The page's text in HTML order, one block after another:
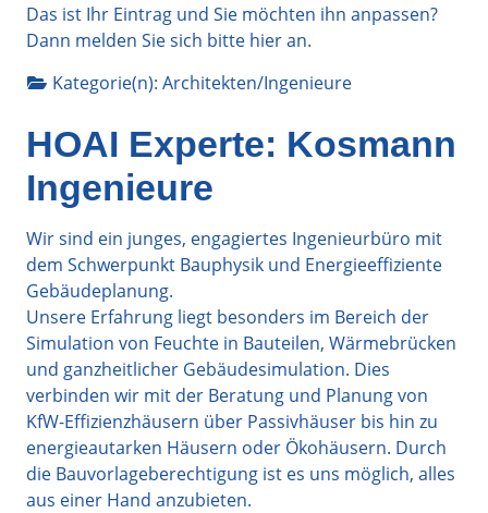
Das ist Ihr Eintrag und Sie möchten ihn anpassen?
Dann melden Sie sich bitte hieran.
Kategorie(n): Architekten/Ingenieure
HOAI Experte: Kosmann
Ingenieure
Wir sind ein junges, engagiertes Ingenieurbüro mit
dem Schwerpunkt Bauphysik und Energieeffiziente
Gebäudeplanung.
Unsere Erfahrung liegt besonders im Bereich der
Simulation von Feuchte in Bauteilen, Wärmebrücken
und ganzheitlicher Gebäudesimulation. Dies
verbinden wir mit der Beratung und Planung von
KfW-Effizienzhäusern über Passivhäuser bis hin zu
energieautarken Häusern oder Ökohäusern. Durch
die Bauvorlageberechtigung ist es uns möglich, alles
aus einer Hand anzubieten.